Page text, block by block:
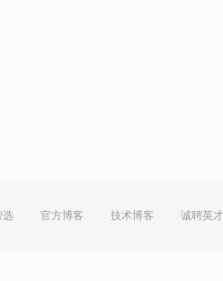
选 官方博客 技术博客 诚聘英才